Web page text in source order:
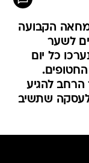
הקבועה
לשער
כל יום
החטופים.
הרחב להגיע
לעסקה שתשיב